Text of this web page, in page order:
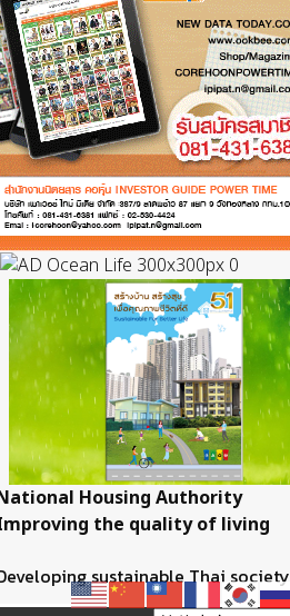
Housing Authority
the quality of living
sustainable Thai society